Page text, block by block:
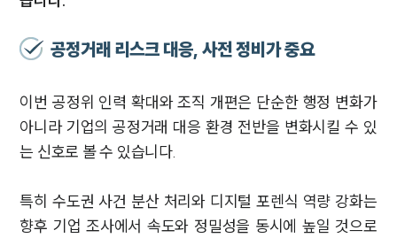
공정거래 리스크 대응, 사전 정비가 중요
이번 공정위 인력 확대와 조직 개편은 단순한 행정 변화가
아니라 기업의 공정거래 대응 환경 전반을 변화시킬 수 있
는 신호로 볼 수 있습니다.
특히 수도권 사건 분산 처리와 디지털 포렌식 역량 강화는
향후 기업 조사에서 속도와 정밀성을 동시에 높일 것으로